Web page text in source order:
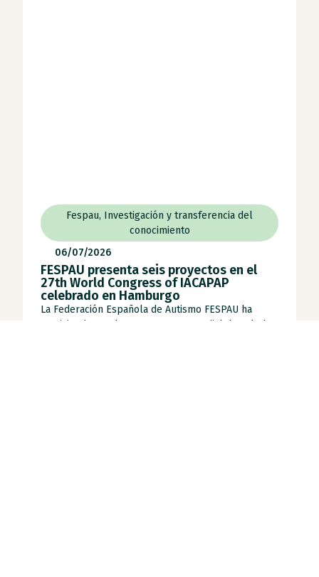
Fespau, Investigación y transferencia del
conocimiento
06/07/2026
FESPAU presenta seis proyectos en el
27th World Congress of IACAPAP
celebrado en Hamburgo
La Federación Española de Autismo FESPAU ha